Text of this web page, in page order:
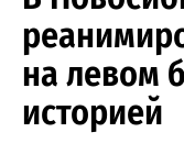
на левом
историей